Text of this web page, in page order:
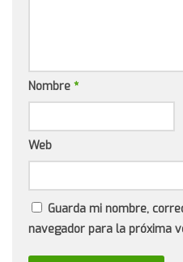
Nombre *
Web
Guarda mi nombre,
navegador para la próxima